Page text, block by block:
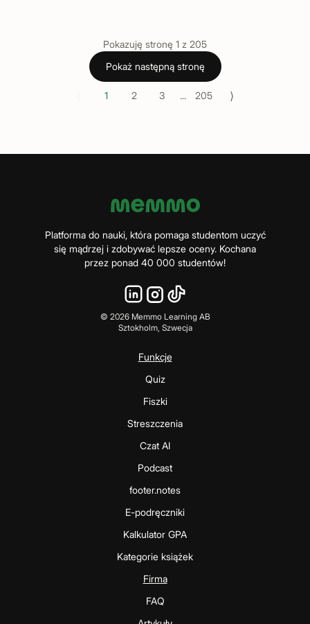
Pokazuję stronę 1 z 205
Pokaż następną stronę
1 2 3 ... 205 ⟩
Platforma do nauki, która pomaga studentom uczyć
się mądrzej i zdobywać lepsze oceny. Kochana
przez ponad 40 000 studentów!
© 2026Memmo Learning AB
Sztokholm, Szwecja
Funkcje
Quiz
Fiszki
Streszczenia
Czat AI
Podcast
footer.notes
E-podręczniki
Kalkulator GPA
Kategorie książek
Firma
FAQ